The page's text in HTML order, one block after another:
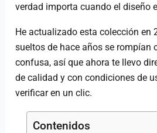
verdad importa cuando el diseño
He actualizado esta colección en
sueltos de hace años se rompían
confusa, así que ahora te llevo
de calidad y con condiciones de
verificar en un clic.
Contenidos